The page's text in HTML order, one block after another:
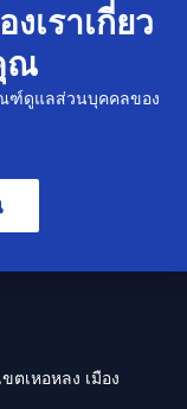
เราเกี่ยว
ณ
ฑ์ดูแลส่วนบุคคลของ
ตเหอหลง เมือง